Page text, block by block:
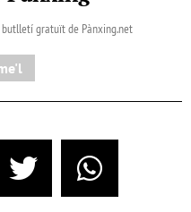
gratuït de Pànxing.net​